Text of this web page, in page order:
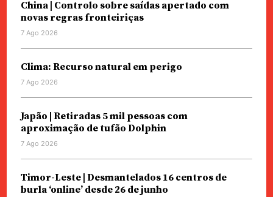
China | Controlo sobre saídas apertado com
novas regras fronteiriças
7 Ago 2026
Clima: Recurso natural em perigo
7 Ago 2026
Japão | Retiradas 5 mil pessoas com
aproximação de tufão Dolphin
7 Ago 2026
Timor-Leste | Desmantelados 16 centros de
burla ‘online’ desde 26 de junho